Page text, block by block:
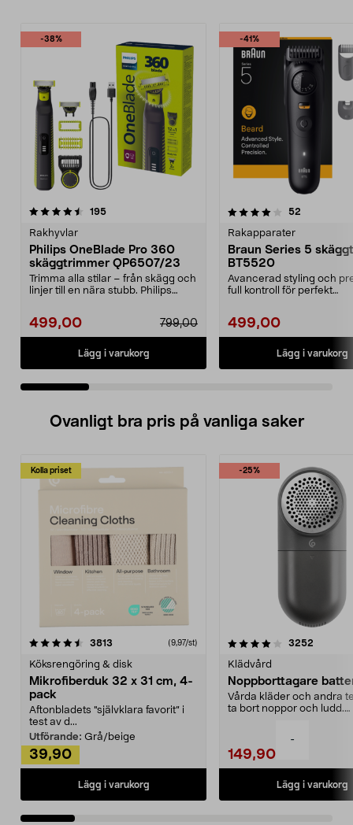
-
-38%
195recensioner
Rakhyvlar
Philips OneBlade Pro 360
skäggtrimmer QP6507/23
Trimma alla stilar – från skägg och
linjer till en nära stubb. Philips
499,00 799,00
Lägg i varukorg
-41%
4.0 av 5 stjärnor 52
Rakapparater
Braun Series 5
BT5520
Avancerad styling och
full kontroll för perfekt
499,00
Lägg i varukorg
4.0 av 5 stjärnor
Ovanligt bra pris på vanliga saker
Kolla priset
3813 (9,97/st)
Köksrengöring & disk
Mikrofiberduk 32 x 31 cm, 4-
pack
Aftonbladets "självklara favorit” i
test av d...
Utförande: Grå/beige
39,90
Lägg i varukorg
-25%
4.0av 5 stjärnor 3252
Klädvård
Noppborttagare
Vårda kläder och andra
ta bort noppor och ludd.
149,90
Lägg i varukorg
4.5av 5 stjärnor